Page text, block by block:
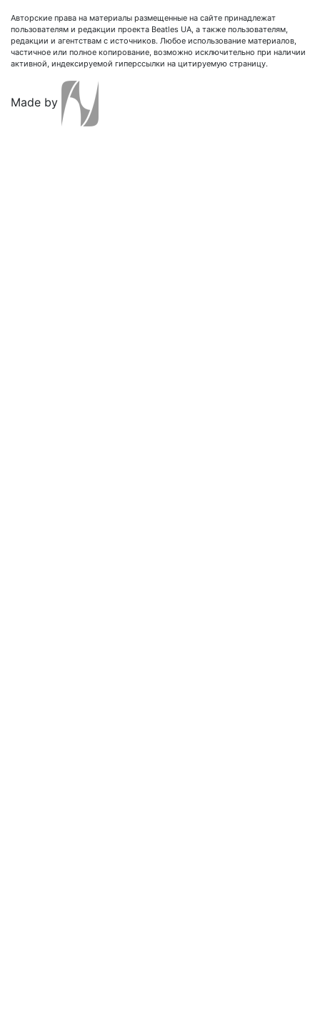
Авторские права на материалы размещенные на сайте принадлежат
пользователям и редакции проекта Beatles UA, а также пользователям,
редакции и агентствам с источников. Любое использование материалов,
частичное или полное копирование, возможно исключительно при наличии
активной, индексируемой гиперссылки на цитируемую страницу.
Made by